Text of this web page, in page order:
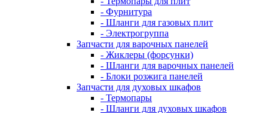
- Фурнитура
- Шланги для газовых плит
- Электрогруппа
Запчасти для варочных панелей
- Жиклеры (форсунки)
- Шланги для варочных панелей
- Блоки розжига панелей
Запчасти для духовых шкафов
- Термопары
- Шланги для духовых шкафов